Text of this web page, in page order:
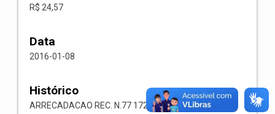
R$ 24,57
Data
2016-01-08
Histórico
ARRECADACAO REC. N.77 1724.01.00.00